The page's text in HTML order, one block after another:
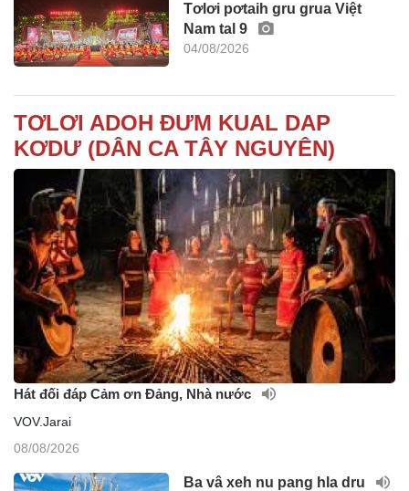
Tơlơi pơtaih gru grua Việt
Nam tal 9
04/08/2026
TƠLƠI ADOH ĐƯM KUAL DAP
KƠDƯ (DÂN CA TÂY NGUYÊN)
Hát đối đáp Cảm ơn Đảng, Nhà nước
VOV.Jarai
08/08/2026
Ba vâ xeh nu pang hla dru